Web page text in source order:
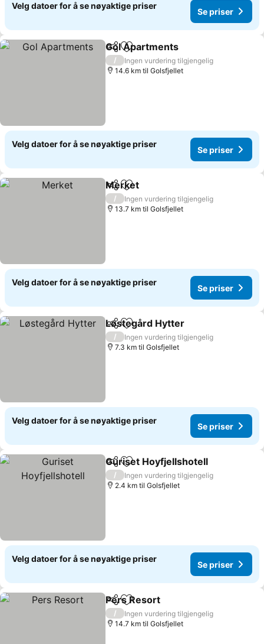
Velg datoer for å se nøyaktige priser
Se priser
Del Legg til i favoritter
Gol Apartments
/
Ingen vurdering tilgjengelig
14.6 km til Golsfjellet
Velg datoer for å se nøyaktige priser
Se priser
Del Legg til i favoritter
Merket
/
Ingen vurdering tilgjengelig
13.7 km til Golsfjellet
Velg datoer for å se nøyaktige priser
Se priser
Del Legg til i favoritter
Løstegård Hytter
/
Ingen vurdering tilgjengelig
7.3 km til Golsfjellet
Velg datoer for å se nøyaktige priser
Se priser
Del Legg til i favoritter
Guriset Hoyfjellshotell
/
Ingen vurdering tilgjengelig
2.4 km til Golsfjellet
Velg datoer for å se nøyaktige priser
Se priser
Del Legg til i favoritter
Pers Resort
/
Ingen vurdering tilgjengelig
14.7 km til Golsfjellet